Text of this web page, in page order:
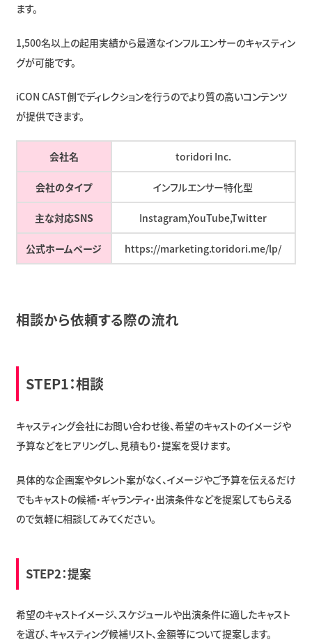
ます。
1,500名以上の起用実績から最適なインフルエンサーのキャスティン
グが可能です。
iCON CAST側でディレクションを行うのでより質の高いコンテンツ
が提供できます。
会社名 toridori Inc.
会社のタイプ インフルエンサー特化型
主な対応SNS Instagram,YouTube,Twitter
公式ホームページ https://marketing.toridori.me/lp/
相談から依頼する際の流れ
STEP1：相談
キャスティング会社にお問い合わせ後、希望のキャストのイメージや
予算などをヒアリングし、見積もり・提案を受けます。
具体的な企画案やタレント案がなく、イメージやご予算を伝えるだけ
でもキャストの候補・ギャランティ・出演条件などを提案してもらえる
ので気軽に相談してみてください。
STEP2：提案
希望のキャストイメージ、スケジュールや出演条件に適したキャスト
を選び、キャスティング候補リスト、金額等について提案します。